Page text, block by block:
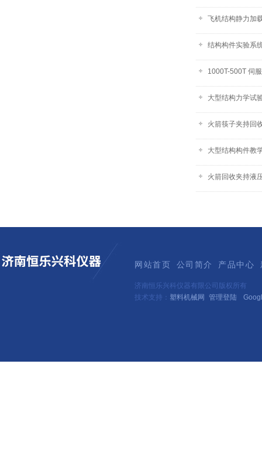
飞机结构静力加
结构构件实验系
1000T-500T 伺
大型结构力学试
火箭筷子夹持回
大型结构构件教
火箭回收夹持液
网站首页 公司简介 产品中心
济南恒乐兴科仪器有限公司版权所有
技术支持： 塑料机械网 管理登陆